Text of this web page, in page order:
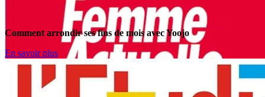
Comment arrondir ses fins de mois avec Yoojo
En savoir plus